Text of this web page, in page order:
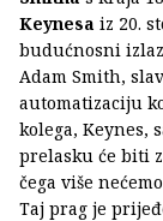
Keynesa iz 20.
budućnosni
Adam Smith,
automatizaciju
kolega, Keynes,
prelasku će biti
čega više
Taj prag je